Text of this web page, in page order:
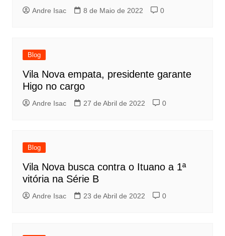
Andre Isac 8 de Maio de 2022 0
Blog
Vila Nova empata, presidente garante
Higo no cargo
Andre Isac 27 de Abril de 2022 0
Blog
Vila Nova busca contra o Ituano a 1ª
vitória na Série B
Andre Isac 23 de Abril de 2022 0